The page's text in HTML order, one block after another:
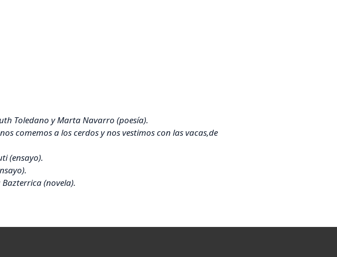
Toledano y Marta Navarro (poesía).
comemos a los cerdos y nos vestimos con las vacas,de
(ensayo).
(novela).